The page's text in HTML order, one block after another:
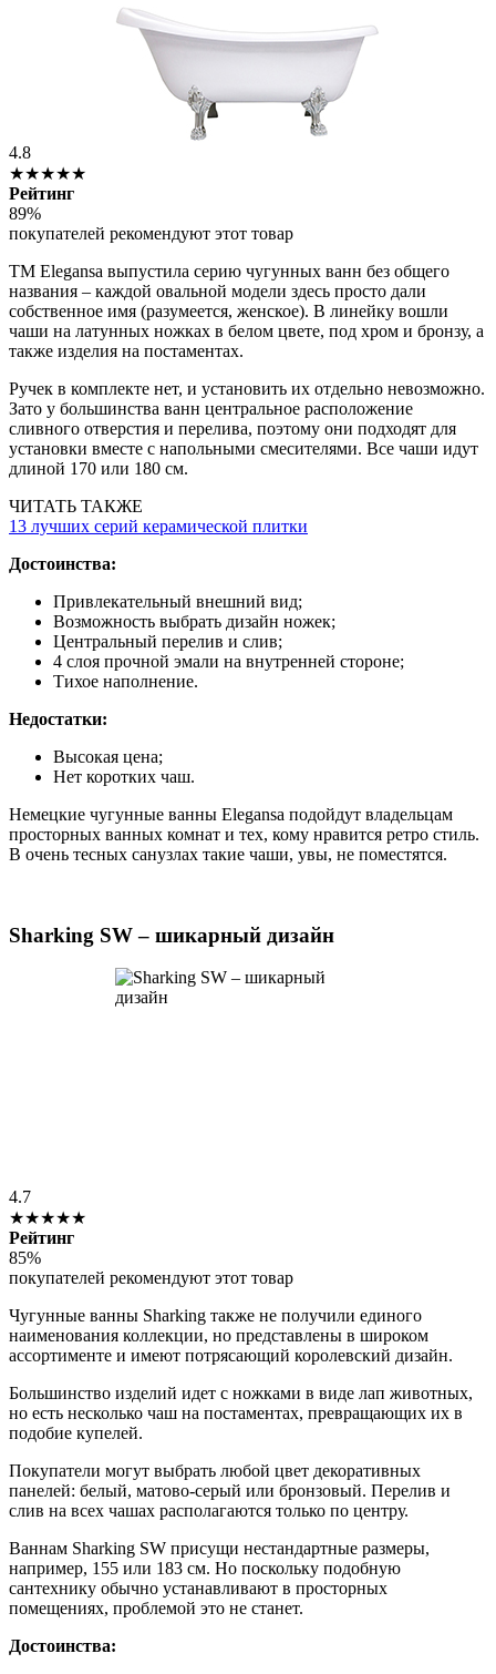
4.8
★★★★★
Рейтинг
89%
покупателей рекомендуют этот товар
ТМ Elegansa выпустила серию чугунных ванн без общего
названия – каждой овальной модели здесь просто дали
собственное имя (разумеется, женское). В линейку вошли
чаши на латунных ножках в белом цвете, под хром и бронзу, а
также изделия на постаментах.
Ручек в комплекте нет, и установить их отдельно невозможно.
Зато у большинства ванн центральное расположение
сливного отверстия и перелива, поэтому они подходят для
установки вместе с напольными смесителями. Все чаши идут
длиной 170 или 180 см.
ЧИТАТЬ ТАКЖЕ
13 лучших серий керамической плитки
Достоинства:
Привлекательный внешний вид;
Возможность выбрать дизайн ножек;
Центральный перелив и слив;
4 слоя прочной эмали на внутренней стороне;
Тихое наполнение.
Недостатки:
Высокая цена;
Нет коротких чаш.
Немецкие чугунные ванны Elegansa подойдут владельцам
просторных ванных комнат и тех, кому нравится ретро стиль.
В очень тесных санузлах такие чаши, увы, не поместятся.
Sharking SW – шикарный дизайн
4.7
★★★★★
Рейтинг
85%
покупателей рекомендуют этот товар
Чугунные ванны Sharking также не получили единого
наименования коллекции, но представлены в широком
ассортименте и имеют потрясающий королевский дизайн.
Большинство изделий идет с ножками в виде лап животных,
но есть несколько чаш на постаментах, превращающих их в
подобие купелей.
Покупатели могут выбрать любой цвет декоративных
панелей: белый, матово-серый или бронзовый. Перелив и
слив на всех чашах располагаются только по центру.
Ваннам Sharking SW присущи нестандартные размеры,
например, 155 или 183 см. Но поскольку подобную
сантехнику обычно устанавливают в просторных
помещениях, проблемой это не станет.
Достоинства: